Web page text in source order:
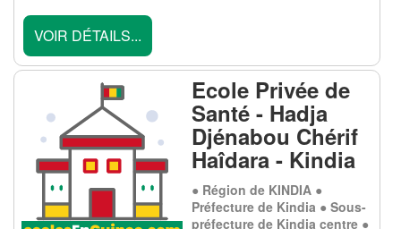
VOIR DÉTAILS...
Ecole Privée de
Santé - Hadja
Djénabou Chérif
Haîdara - Kindia
● Région de KINDIA ●
Préfecture de Kindia ● Sous-
préfecture de Kindia centre ●